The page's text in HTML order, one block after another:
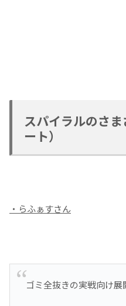
スパイラルのさ
ート）
・らふぁすさん
ゴミ全抜きの実戦向け展